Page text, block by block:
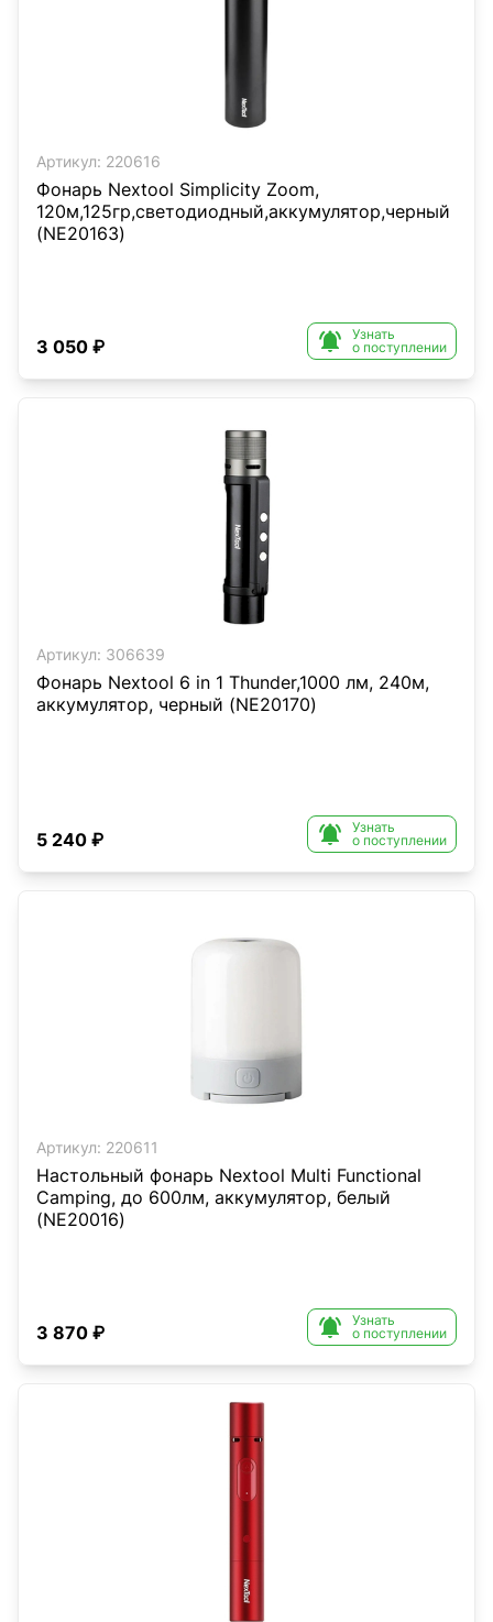
Артикул: 220616
Фонарь Nextool Simplicity Zoom,
120м,125гр,светодиодный,аккумулятор,черный
(NE20163)
3 050 ₽ 
Узнать
о поступлении
Артикул: 306639
Фонарь Nextool 6 in 1 Thunder,1000 лм, 240м,
аккумулятор, черный (NE20170)
5 240 ₽ 
Узнать
о поступлении
Артикул: 220611
Настольный фонарь Nextool Multi Functional
Camping, до 600лм, аккумулятор, белый
(NE20016)
3 870 ₽ 
Узнать
о поступлении